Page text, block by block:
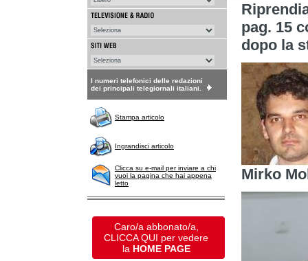
I numeri telefonici delle redazioni
dei principali telegiornali italiani.
Stampa articolo
Ingrandisci articolo
Clicca su e-mail per inviare a chi
vuoi la pagina che hai appena
letto
Caro/a abbonato/a,
CLICCA QUI per vedere
la HOME PAGE
pag. 15
dopo la
Mirko